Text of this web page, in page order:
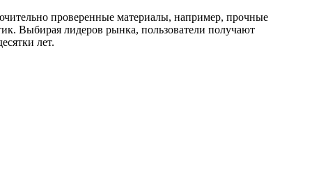
проверенные материалы, например, прочные
Выбирая лидеров рынка, пользователи получают
лет.